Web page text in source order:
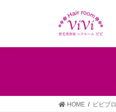
HOME ビビブ